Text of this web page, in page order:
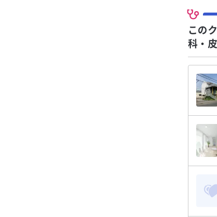
この
科・